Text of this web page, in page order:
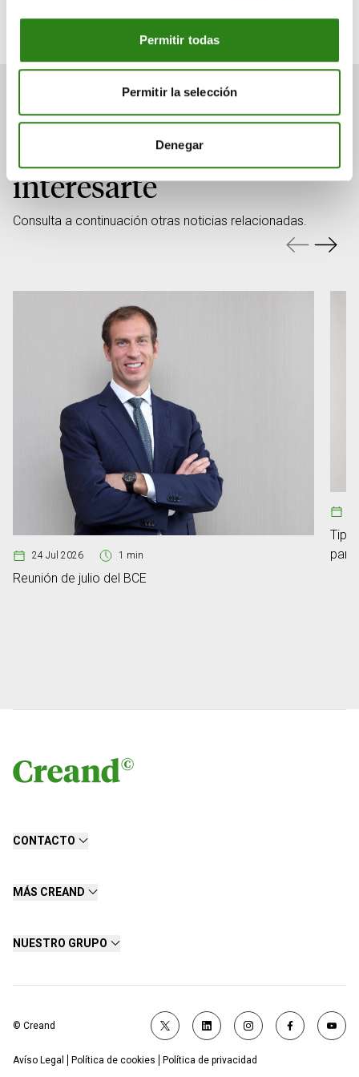
Permitir todas
Permitir la selección
Denegar
Miami
También puede
interesarte
Consulta a continuación otras noticias relacionadas.
24 Jul 2026 1 min
Reunión de julio del BCE
CONTACTO
MÁS CREAND
NUESTRO GRUPO
© Creand
Avíso Legal Política de cookies Política de privacidad